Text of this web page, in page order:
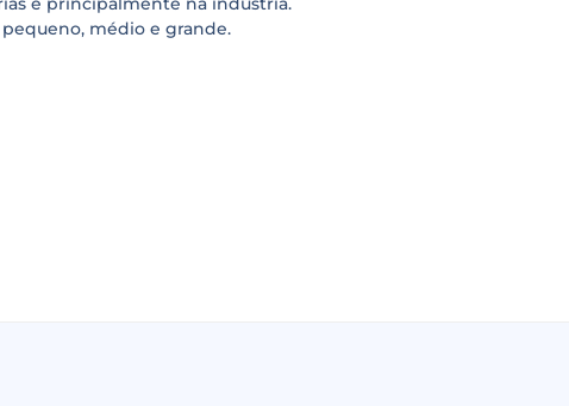
médio e grande.